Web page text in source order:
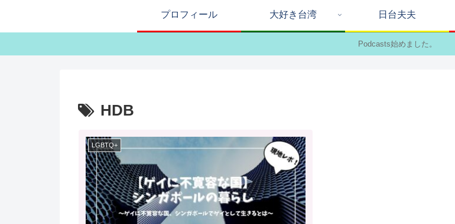
プロフィール 大好き台湾 日台夫夫
Podcasts始めました。
HDB
LGBTQ+